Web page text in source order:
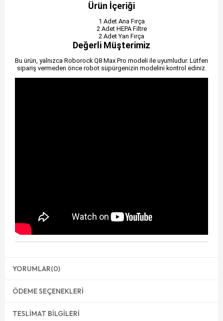
Ürün İçeriği
1 Adet Ana Fırça
2 Adet HEPA Filtre
2 Adet Yan Fırça
Değerli Müşterimiz
Bu ürün, yalnızca Roborock Q8 Max Pro modeli ile uyumludur. Lütfen
sipariş vermeden önce robot süpürgenizin modelini kontrol ediniz.
YORUMLAR(0)
ÖDEME SEÇENEKLERI
TESLIMAT BILGILERI